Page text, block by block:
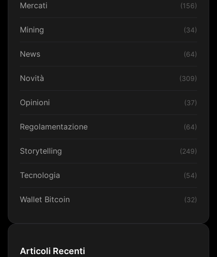
Mercati (156)
Mining (34)
News (64)
Novità (309)
Opinioni (37)
Regolamentazione (64)
Storytelling (249)
Tecnologia (54)
Wallet Bitcoin (32)
Articoli Recenti